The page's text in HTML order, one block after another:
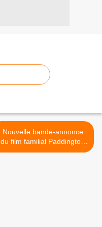
Nouvelle bande-annonce
du film familial Paddington
2. >